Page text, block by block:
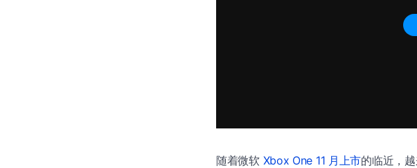
随着微软 Xbox One 11 月上市的临近，